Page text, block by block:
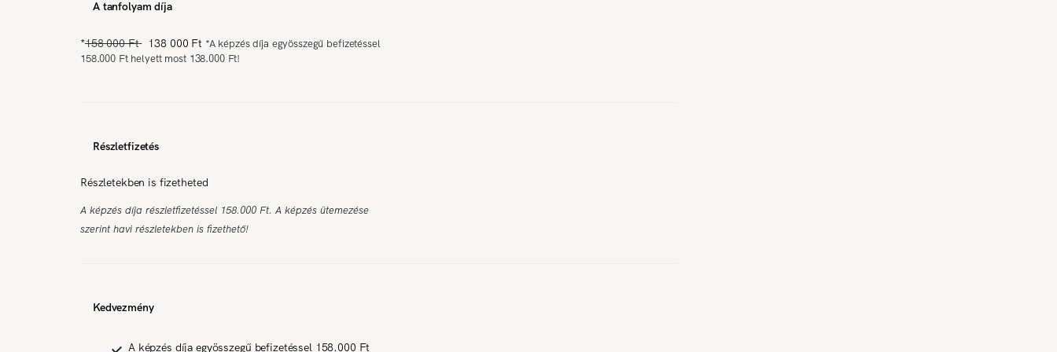
A tanfolyam díja
*158 000 Ft 138 000 Ft *A képzés díja egyösszegű befizetéssel
158.000 Ft helyett most 138.000 Ft!
Részletfizetés
Részletekben is fizetheted
A képzés díja részletfizetéssel 158.000 Ft. A képzés ütemezése
szerint havi részletekben is fizethető!
Kedvezmény
A képzés díja egyösszegű befizetéssel 158.000 Ft